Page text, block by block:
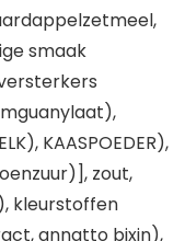
smaak
KAASPOEDER),
zout,
kleurstoffen
annatto bixin),